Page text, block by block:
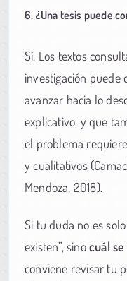
6. ¿Una tesis puede
Sí. Los textos
investigación puede
avanzar hacia lo
explicativo, y que
el problema
y cualitativos
Mendoza, 2018).
Si tu duda no es
existen”, sinocuál
conviene revisar tu